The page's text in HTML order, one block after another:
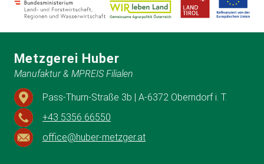
Metzgerei Huber
Manufaktur & MPREIS Filialen
Pass-Thurn-Straße 3b | A-6372 Oberndorf i. T.
+43 5356 66550
office@huber-metzger.at